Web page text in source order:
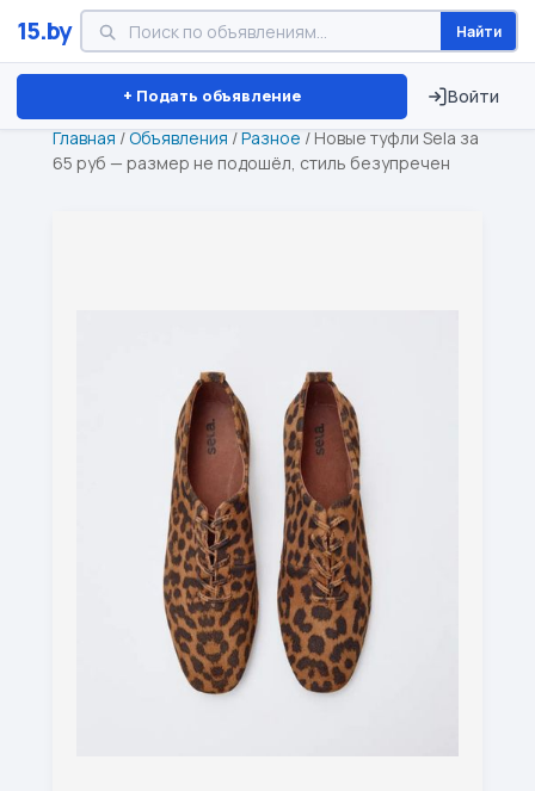
15.by Найти
+ Подать объявление Войти
Минск Витебск Брест ⏱ ТОЛЬКО 15 ДНЕЙ
Главная /Объявления /Разное / Новые туфли Sela за
65 руб — размер не подошёл, стиль безупречен